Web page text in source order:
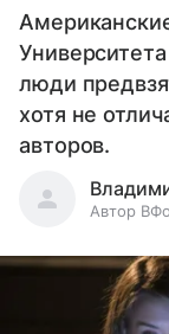
люди
хотя не
авторов.
Автор